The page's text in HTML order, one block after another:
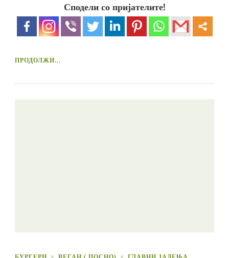
Сподели со пријателите!
ПРОДОЛЖИ...
БУРГЕРИ ВЕГАН ( ПОСНО) ГЛАВНИ ЈАДЕЊА